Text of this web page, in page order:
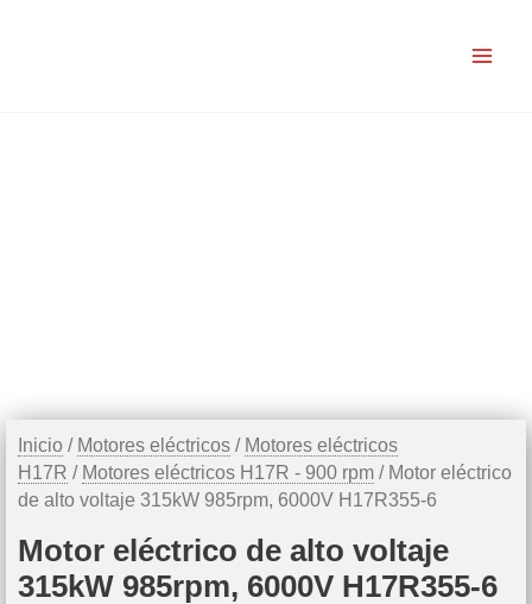
Inicio / Motores eléctricos / Motores eléctricos
H17R / Motores eléctricos H17R - 900 rpm / Motor eléctrico
de alto voltaje 315kW 985rpm, 6000V H17R355-6
Motor eléctrico de alto voltaje
315kW 985rpm, 6000V H17R355-6